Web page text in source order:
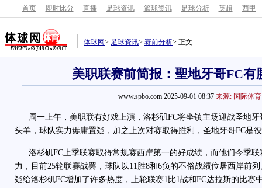
首页 - 即时比分 - 直播 - 足球资讯 - 篮球资讯 - 足球分析 - 英超 - 西甲 -
体球网> 足球资讯> 赛前分析> 正文
美职联赛前简报：聖地牙哥FC有
www.spbo.com 2025-09-01 08:37 来源: 国际体育
周一上午，美职联有好戏上演，洛杉矶FC将坐镇主场迎战圣地牙
头羊，球队实力毋庸置疑，加之上次对赛取得胜利，圣地牙哥FC是
洛杉矶FC上季联赛取得常规赛西岸第一的好成绩，而他们今季联
力，目前25轮联赛战罢，球队以11胜8和6负的不俗战绩位居西岸前
疑给洛杉矶FC增加了许多热度，上轮联赛1比1战和FC达拉斯的比赛